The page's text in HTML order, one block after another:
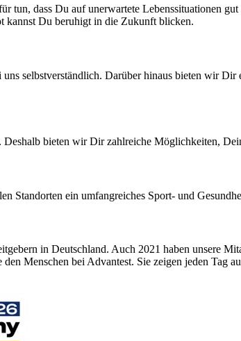
tun, dass Du auf unerwartete Lebenssituationen
kannst Du beruhigt in die Zukunft blicken.
selbstverständlich. Darüber hinaus bieten wir
bieten wir Dir zahlreiche Möglichkeiten,
Standorten ein umfangreiches Sport- und
in Deutschland. Auch 2021 haben unsere
Menschen bei Advantest. Sie zeigen jeden